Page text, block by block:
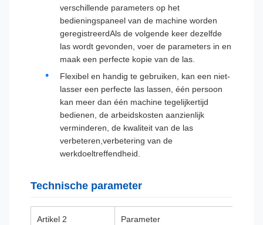
verschillende parameters op het
bedieningspaneel van de machine worden
geregistreerdAls de volgende keer dezelfde
las wordt gevonden, voer de parameters in en
maak een perfecte kopie van de las.
Flexibel en handig te gebruiken, kan een niet-
lasser een perfecte las lassen, één persoon
kan meer dan één machine tegelijkertijd
bedienen, de arbeidskosten aanzienlijk
verminderen, de kwaliteit van de las
verbeteren,verbetering van de
werkdoeltreffendheid.
Technische parameter
Artikel 2 Parameter